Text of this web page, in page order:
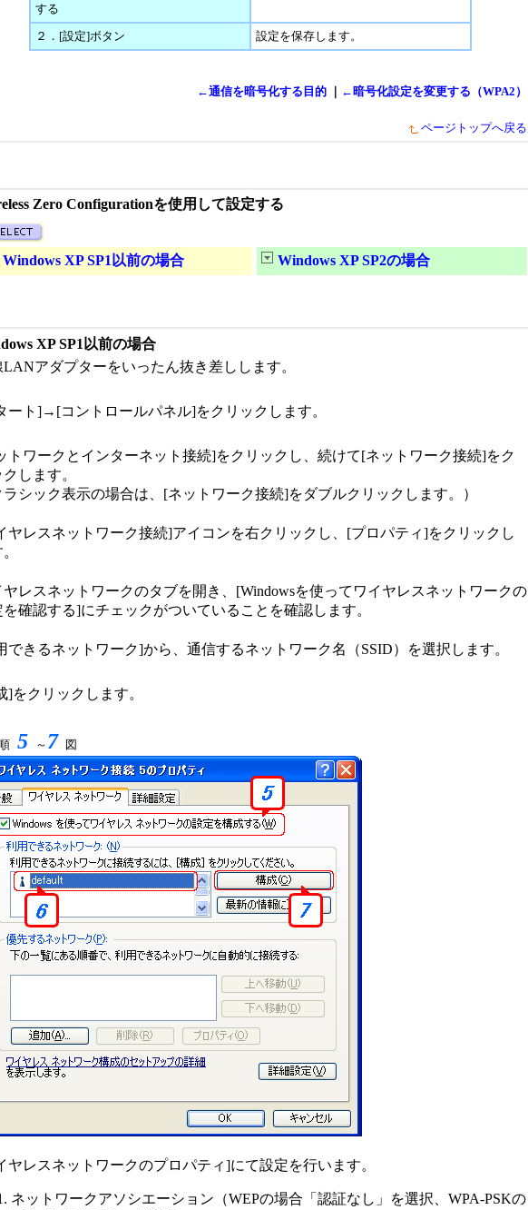
する
２．[設定]ボタン 設定を保存します。
←通信を暗号化する目的 ←暗号化設定を変更する（WPA2）
ページトップへ戻る
Zero Configurationを使用して設定する
Windows XP SP1以前の場合 Windows XP SP2の場合
XP SP1以前の場合
LANアダプターをいったん抜き差しします。
ート]→[コントロールパネル]をクリックします。
トワークとインターネット接続]をクリックし、続けて[ネットワーク接続]をク
クします。
ラシック表示の場合は、[ネットワーク接続]をダブルクリックします。）
ヤレスネットワーク接続]アイコンを右クリックし、[プロパティ]をクリックし
ヤレスネットワークのタブを開き、[Windowsを使ってワイヤレスネットワークの
を確認する]にチェックがついていることを確認します。
できるネットワーク]から、通信するネットワーク名（SSID）を選択します。
]をクリックします。
5 ～ 7 図
ヤレスネットワークのプロパティ]にて設定を行います。
ネットワークアソシエーション（WEPの場合「認証なし」を選択、WPA-PSKの